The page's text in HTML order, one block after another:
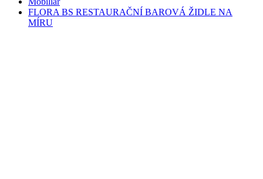
FLORA BS RESTAURAČNÍ BAROVÁ ŽIDLE NA
MÍRU